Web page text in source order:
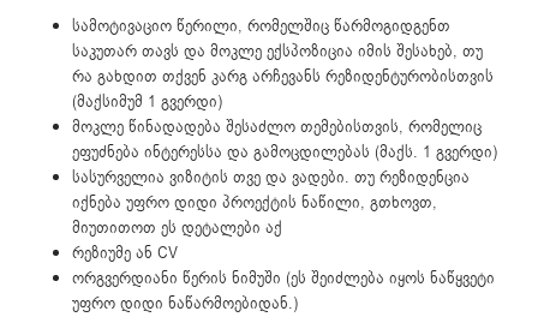
სამოტივაციო წერილი, რომელშიც წარმოგიდგენთ
საკუთარ თავს და მოკლე ექსპოზიცია იმის შესახებ, თუ
რა გახდით თქვენ კარგ არჩევანს რეზიდენტურობისთვის
(მაქსიმუმ 1 გვერდი)
მოკლე წინადადება შესაძლო თემებისთვის, რომელიც
ეფუძნება ინტერესსა და გამოცდილებას (მაქს. 1 გვერდი)
სასურველია ვიზიტის თვე და ვადები. თუ რეზიდენცია
იქნება უფრო დიდი პროექტის ნაწილი, გთხოვთ,
მიუთითოთ ეს დეტალები აქ
რეზიუმე ან CV
ორგვერდიანი წერის ნიმუში (ეს შეიძლება იყოს ნაწყვეტი
უფრო დიდი ნაწარმოებიდან.)